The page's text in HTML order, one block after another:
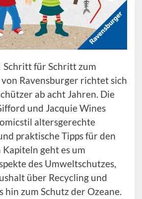
Schritt für Schritt zum
Ravensburger richtet sich
ab acht Jahren. Die
und Jacquie Wines
altersgerechte
praktische Tipps für den
geht es um
des Umweltschutzes,
über Recycling und
hin zum Schutz der Ozeane.